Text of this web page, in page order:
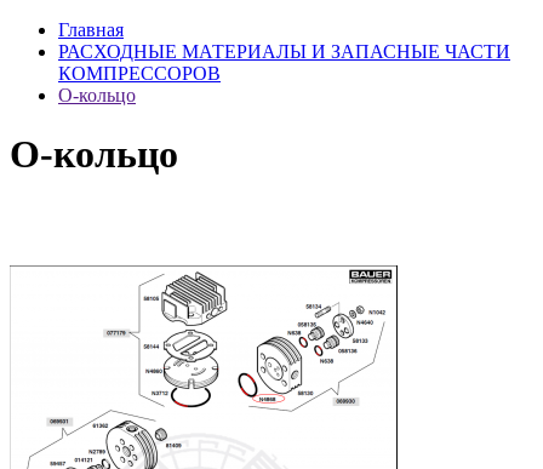
Главная
РАСХОДНЫЕ МАТЕРИАЛЫ И ЗАПАСНЫЕ ЧАСТИ
КОМПРЕССОРОВ
О-кольцо
О-кольцо